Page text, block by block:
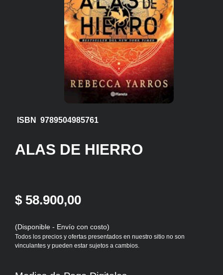
ISBN 9789504985761
ALAS DE HIERRO
$ 58.900,00
(Disponible - Envío con costo)
Todos los precios y ofertas presentados en nuestro sitio no son
vinculantes y pueden estar sujetos a cambios.